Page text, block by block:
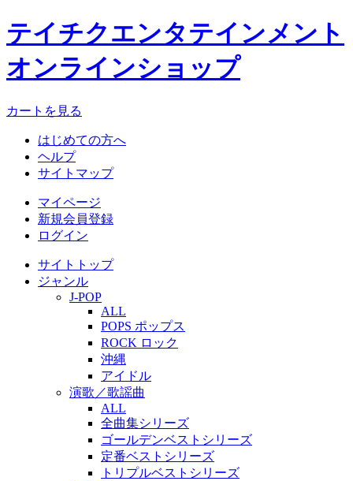
テイチクエンタテインメント
オンラインショップ
カートを見る
はじめての方へ
ヘルプ
サイトマップ
マイページ
新規会員登録
ログイン
サイトトップ
ジャンル
J-POP
ALL
POPS ポップス
ROCK ロック
沖縄
アイドル
演歌／歌謡曲
ALL
全曲集シリーズ
ゴールデンベストシリーズ
定番ベストシリーズ
トリプルベストシリーズ